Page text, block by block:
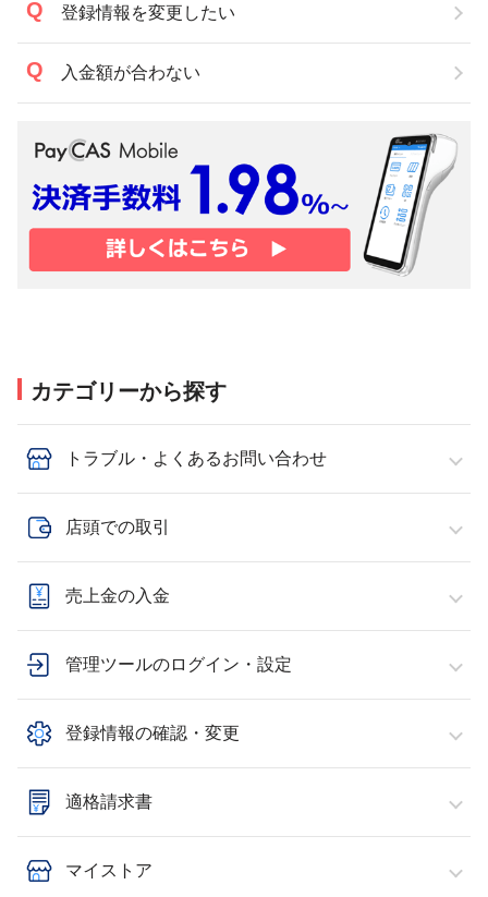
登録情報を変更したい
入金額が合わない
カテゴリーから探す
トラブル・よくあるお問い合わせ
店頭での取引
売上金の入金
管理ツールのログイン・設定
登録情報の確認・変更
適格請求書
マイストア